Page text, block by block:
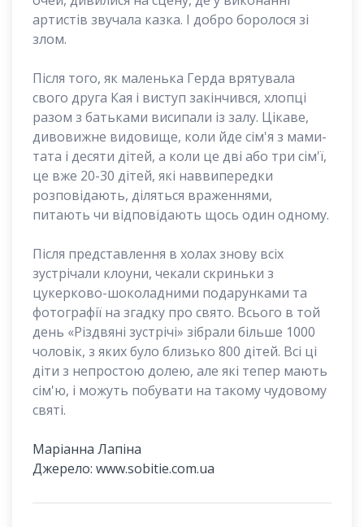
артистів звучала казка. І добро боролося зі
злом.
Після того, як маленька Герда врятувала
свого друга Кая і виступ закінчився, хлопці
разом з батьками висипали із залу. Цікаве,
дивовижне видовище, коли йде сім'я з мами-
тата і десяти дітей, а коли це дві або три сім'ї,
це вже 20-30 дітей, які наввипередки
розповідають, діляться враженнями,
питають чи відповідають щось один одному.
Після представлення в холах знову всіх
зустрічали клоуни, чекали скриньки з
цукерково-шоколадними подарунками та
фотографії на згадку про свято. Всього в той
день «Різдвяні зустрічі» зібрали більше 1000
чоловік, з яких було близько 800 дітей. Всі ці
діти з непростою долею, але які тепер мають
сім'ю, і можуть побувати на такому чудовому
святі.
Маріанна Лапіна
Джерело: www.sobitie.com.ua